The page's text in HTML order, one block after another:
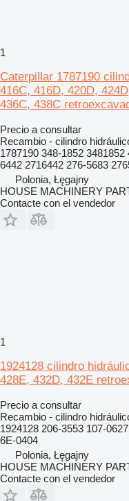
1
Caterpillar 1787190
416C, 416D, 420D,
436C, 438C
Precio a consultar
Recambio - cilindro
1787190 348-1852
6442 2716442 276-5683
Polonia, Łęgajny
HOUSE MACHINERY
Contacte con el vendedor
1
1924128 cilindro
428E, 432D, 432E
Precio a consultar
Recambio - cilindro
1924128 206-3553 107-
6E-0404
Polonia, Łęgajny
HOUSE MACHINERY
Contacte con el vendedor